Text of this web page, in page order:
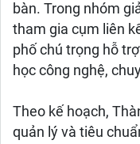
bàn. Trong nhóm
tham gia cụm liên
phố chú trọng hỗ
học công nghệ,
Theo kế hoạch,
quản lý và tiêu